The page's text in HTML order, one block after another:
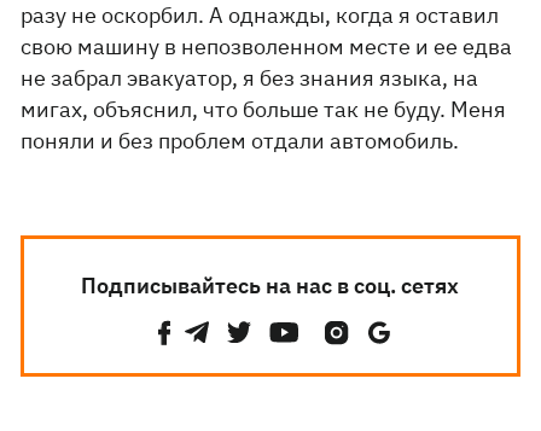
разу не оскорбил. А однажды, когда я оставил
свою машину в непозволенном месте и ее едва
не забрал эвакуатор, я без знания языка, на
мигах, объяснил, что больше так не буду. Меня
поняли и без проблем отдали автомобиль.
Подписывайтесь на нас в соц. сетях